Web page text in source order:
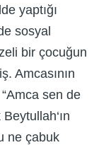
yaptığı
sosyal
bir çocuğun
Amcasının
sen de
ne çabuk